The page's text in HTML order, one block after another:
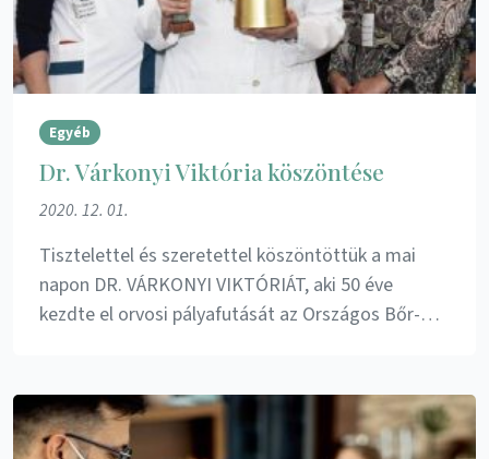
Egyéb
Dr. Várkonyi Viktória köszöntése
2020. 12. 01.
Tisztelettel és szeretettel köszöntöttük a mai
napon DR. VÁRKONYI VIKTÓRIÁT, aki 50 éve
kezdte el orvosi pályafutását az Országos Bőr-…